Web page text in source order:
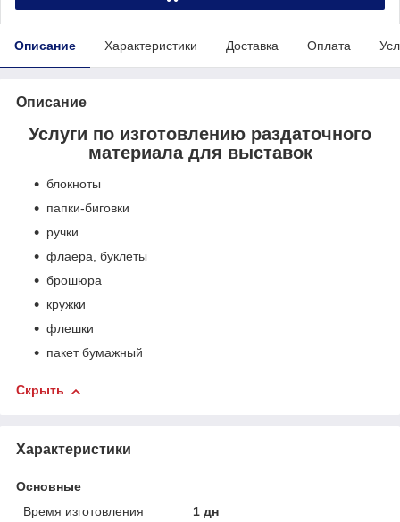
Описание Характеристики Доставка Оплата
Описание
Услуги по изготовлению раздаточного
материала для выставок
блокноты
папки-биговки
ручки
флаера, буклеты
брошюра
кружки
флешки
пакет бумажный
Скрыть
Характеристики
Основные
Время изготовления
1 дн